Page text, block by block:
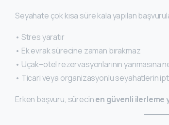
Seyahate çok kısa süre kala yapılan
• Stres yaratır
• Ek evrak sürecine zaman bırakmaz
• Uçak–otel rezervasyonlarının yanmasına
• Ticari veya organizasyonlu seyahatlerin
Erken başvuru, sürecinen güvenli ilerleme